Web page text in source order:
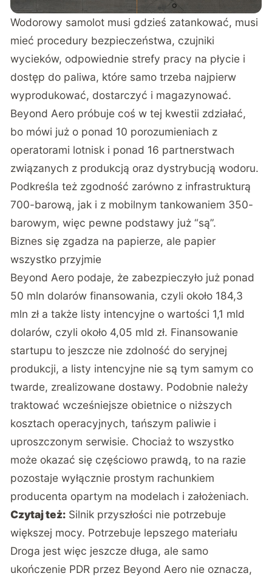
Wodorowy samolot musi gdzieś zatankować, musi
mieć procedury bezpieczeństwa, czujniki
wycieków, odpowiednie strefy pracy na płycie i
dostęp do paliwa, które samo trzeba najpierw
wyprodukować, dostarczyć i magazynować.
Beyond Aero próbuje coś w tej kwestii zdziałać,
bo mówi już o ponad 10 porozumieniach z
operatorami lotnisk i ponad 16 partnerstwach
związanych z produkcją oraz dystrybucją wodoru.
Podkreśla też zgodność zarówno z infrastrukturą
700-barową, jak i z mobilnym tankowaniem 350-
barowym, więc pewne podstawy już “są”.
Biznes się zgadza na papierze, ale papier
wszystko przyjmie
Beyond Aero podaje, że zabezpieczyło już ponad
50 mln dolarów finansowania, czyli około 184,3
mln zł a także listy intencyjne o wartości 1,1 mld
dolarów, czyli około 4,05 mld zł. Finansowanie
startupu to jeszcze nie zdolność do seryjnej
produkcji, a listy intencyjne nie są tym samym co
twarde, zrealizowane dostawy. Podobnie należy
traktować wcześniejsze obietnice o niższych
kosztach operacyjnych, tańszym paliwie i
uproszczonym serwisie. Chociaż to wszystko
może okazać się częściowo prawdą, to na razie
pozostaje wyłącznie prostym rachunkiem
producenta opartym na modelach i założeniach.
Czytaj też: Silnik przyszłości nie potrzebuje
większej mocy. Potrzebuje lepszego materiału
Droga jest więc jeszcze długa, ale samo
ukończenie PDR przez Beyond Aero nie oznacza,